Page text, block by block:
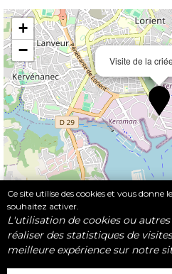
Visite de la
+
−
Ce site utilise des cookies et vous donne
souhaitez activer.
L'utilisation de cookies ou
réaliser des statistiques de
meilleure expérience sur notre